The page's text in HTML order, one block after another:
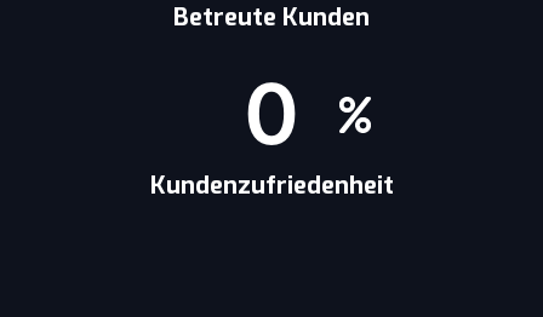
Betreute Kunden
Kundenzufriedenheit
0